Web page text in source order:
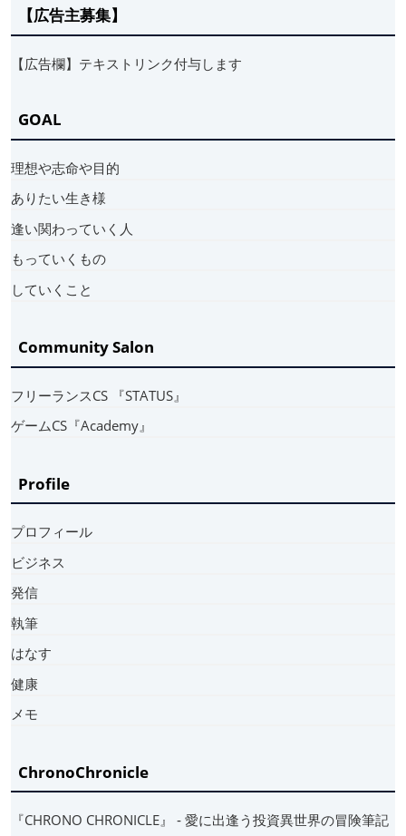
【広告主募集】
【広告欄】テキストリンク付与します
GOAL
理想や志命や目的
ありたい生き様
逢い関わっていく人
もっていくもの
していくこと
Community Salon
フリーランスCS 『STATUS』
ゲームCS『Academy』
Profile
プロフィール
ビジネス
発信
執筆
はなす
健康
メモ
ChronoChronicle
『CHRONO CHRONICLE』 ‐ 愛に出逢う投資異世界の冒険筆記